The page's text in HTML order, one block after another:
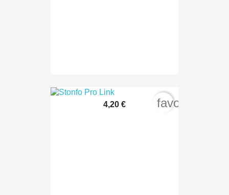
4,20 €